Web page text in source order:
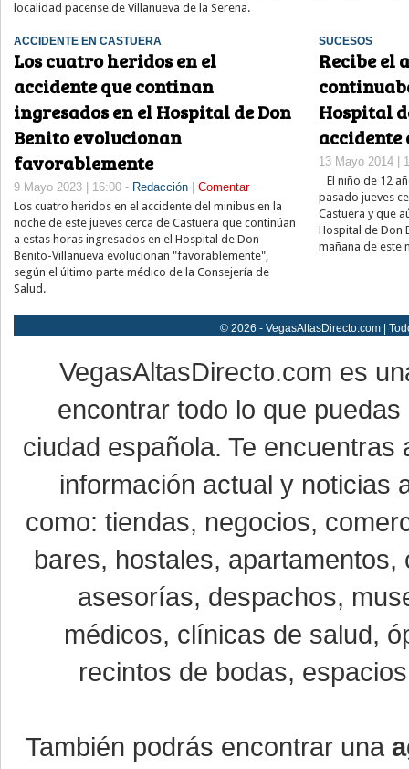
localidad pacense de Villanueva de la Serena.
ACCIDENTE EN CASTUERA
Los cuatro heridos en el
accidente que continan
ingresados en el Hospital de Don
Benito evolucionan
favorablemente
9 Mayo 2023 | 16:00 - Redacción
Comentar
Los cuatro heridos en el accidente del minibus en la
noche de este jueves cerca de Castuera que continúan
a estas horas ingresados en el Hospital de Don
Benito-Villanueva evolucionan "favorablemente",
según el último parte médico de la Consejería de
Salud.
SUCESOS
Recibe el
Hospital
accidente
13 Mayo 2014 |
El niño de 12
pasado jueves
Castuera y que
Hospital de Don
mañana de este
© 2026 - VegasAltasDirecto.com |
VegasAltasDirecto.com es
encontrar todo lo que
ciudad española. Te
información actual y noticias
como: tiendas, negocios,
bares, hostales,
asesorías, despachos,
médicos, clínicas de salud,
recintos de bodas,
También podrás encontrar una